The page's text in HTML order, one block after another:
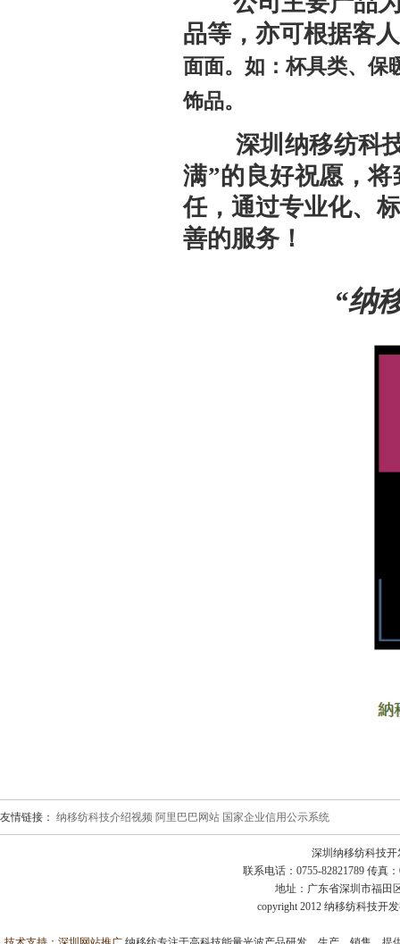
品等，亦可根据客
面面。如：杯具类、保
饰品。
深圳纳移纺科技
满”的良好祝愿，
任，通过专业化、
善的服务！
“纳
友情链接： 纳移纺科技介绍视频 阿里巴巴网站 国家企业信用公示系统
深圳纳移纺科技
联系电话：0755-82821789 传真：
地址：广东省深圳市福田
copyright 2012 纳移纺科技开